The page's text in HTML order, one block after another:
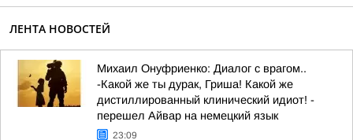
ЛЕНТА НОВОСТЕЙ
Михаил Онуфриенко: Диалог с врагом..
-Какой же ты дурак, Гриша! Какой же
дистиллированный клинический идиот! -
перешел Айвар на немецкий язык
23:09